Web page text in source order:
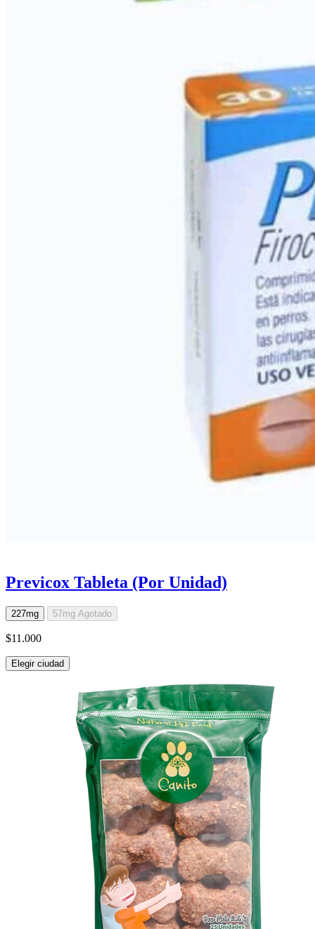
Previcox Tableta (Por Unidad)
227mg 57mg Agotado
$11.000
Elegir ciudad